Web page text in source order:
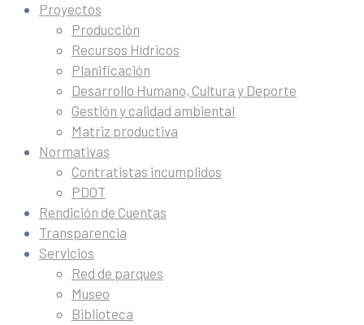
Proyectos
Producción
Recursos Hídricos
Planificación
Desarrollo Humano, Cultura y Deporte
Gestión y calidad ambiental
Matriz productiva
Normativas
Contratistas incumplidos
PDOT
Rendición de Cuentas
Transparencia
Servicios
Red de parques
Museo
Biblioteca